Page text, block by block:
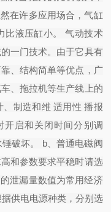
在许多应用场合，气缸
比液压缸小。 气动技术
一门技术。由于它具有
、结构简单等优点，广
、拖拉机等生产线上的
制造和维 适用性 播报
开启和关闭时间分别调
破坏。 b、普通电磁阀
和参数要求平稳时请选
泄漏量数值为常用经济
供电电源种类，分别选